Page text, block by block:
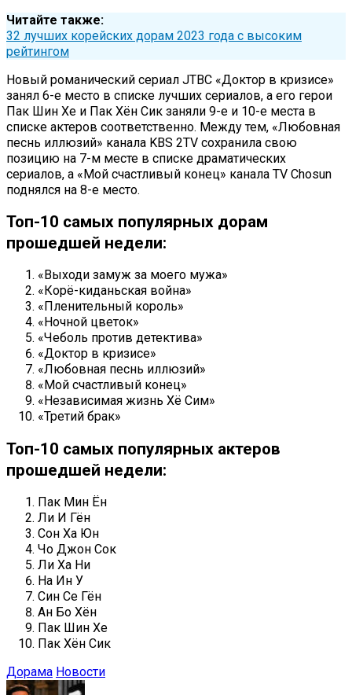
Читайте также:
32 лучших корейских дорам 2023 года с высоким
рейтингом
Новый романический сериал JTBC «Доктор в кризисе»
занял 6-е место в списке лучших сериалов, а его герои
Пак Шин Хе и Пак Хён Сик заняли 9-е и 10-е места в
списке актеров соответственно. Между тем, «Любовная
песнь иллюзий» канала KBS 2TV сохранила свою
позицию на 7-м месте в списке драматических
сериалов, а «Мой счастливый конец» канала TV Chosun
поднялся на 8-е место.
Топ-10 самых популярных дорам
прошедшей недели:
«Выходи замуж за моего мужа»
«Корё-киданьская война»
«Пленительный король»
«Ночной цветок»
«Чеболь против детектива»
«Доктор в кризисе»
«Любовная песнь иллюзий»
«Мой счастливый конец»
«Независимая жизнь Хё Сим»
«Третий брак»
Топ-10 самых популярных актеров
прошедшей недели:
Пак Мин Ён
Ли И Гён
Сон Ха Юн
Чо Джон Сок
Ли Ха Ни
На Ин У
Син Се Гён
Ан Бо Хён
Пак Шин Хе
Пак Хён Сик
Дорама Новости